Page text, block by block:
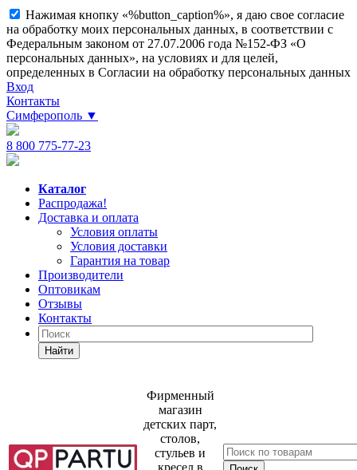
Нажимая кнопку «%button_caption%», я даю свое согласие
на обработку моих персональных данных, в соответствии с
Федеральным законом от 27.07.2006 года №152-ФЗ «О
персональных данных», на условиях и для целей,
определенных в Согласии на обработку персональных данных
Вход
Контакты
Симферополь ▼
8 800 775-77-23
Каталог
Распродажа!
Доставка и оплата
Условия оплаты
Условия доставки
Гарантия на товар
Производители
Оптовикам
Отзывы
Контакты
Найти
Фирменный
магазин
детских парт,
столов,
стульев и
кресел в